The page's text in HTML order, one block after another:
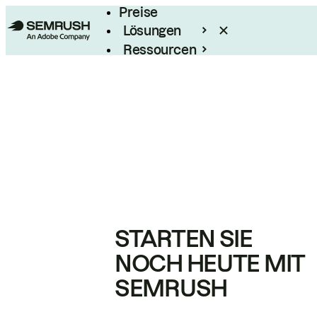
Preise
Lösungen
Ressourcen
STARTEN SIE
NOCH HEUTE MIT
SEMRUSH